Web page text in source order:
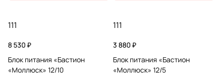
111
8 530 ₽
Блок питания «Бастион
«Моллюск» 12/10
111
3 880 ₽
Блок питания «Бастион
«Моллюск» 12/5